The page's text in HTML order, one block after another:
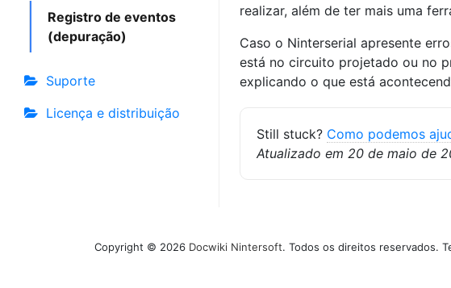
Registro de eventos
(depuração)
Suporte
Licença e distribuição
realizar, além de ter mais uma
Caso o Ninterserial apresente
está no circuito projetado ou no
explicando o que está
Still stuck? Como podemos
Atualizado em 20 de maio de
Copyright © 2026 Docwiki Nintersoft. Todos os direitos reservados.